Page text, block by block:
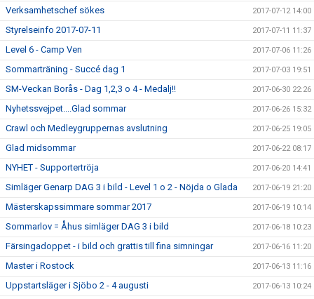
Verksamhetschef sökes 2017-07-12 14:00
Styrelseinfo 2017-07-11 2017-07-11 11:37
Level 6 - Camp Ven 2017-07-06 11:26
Sommarträning - Succé dag 1 2017-07-03 19:51
SM-Veckan Borås - Dag 1,2,3 o 4 - Medalj!! 2017-06-30 22:26
Nyhetssvejpet....Glad sommar 2017-06-26 15:32
Crawl och Medleygruppernas avslutning 2017-06-25 19:05
Glad midsommar 2017-06-22 08:17
NYHET - Supportertröja 2017-06-20 14:41
Simläger Genarp DAG 3 i bild - Level 1 o 2 - Nöjda o Glada 2017-06-19 21:20
Mästerskapssimmare sommar 2017 2017-06-19 10:14
Sommarlov = Åhus simläger DAG 3 i bild 2017-06-18 10:23
Färsingadoppet - i bild och grattis till fina simningar 2017-06-16 11:20
Master i Rostock 2017-06-13 11:16
Uppstartsläger i Sjöbo 2 - 4 augusti 2017-06-13 10:24